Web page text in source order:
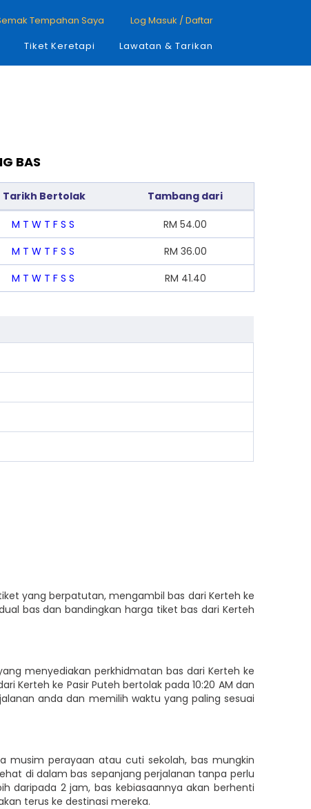
Tempahan Saya
Log Masuk / Daftar
Tiket Keretapi Lawatan & Tarikan
BAS
Tarikh Bertolak Tambang dari
M T W T F S S RM 54.00
M T W T F S S RM 36.00
M T W T F S S RM 41.40
yang berpatutan, mengambil bas dari Kerteh ke
bas dan bandingkan harga tiket bas dari Kerteh
menyediakan perkhidmatan bas dari Kerteh ke
Kerteh ke Pasir Puteh bertolak pada 10:20 AM dan
anda dan memilih waktu yang paling sesuai
musim perayaan atau cuti sekolah, bas mungkin
di dalam bas sepanjang perjalanan tanpa perlu
daripada 2 jam, bas kebiasaannya akan berhenti
terus ke destinasi mereka.